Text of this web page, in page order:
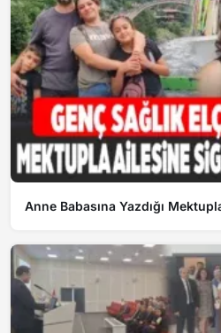
Anne Babasına Yazdığı